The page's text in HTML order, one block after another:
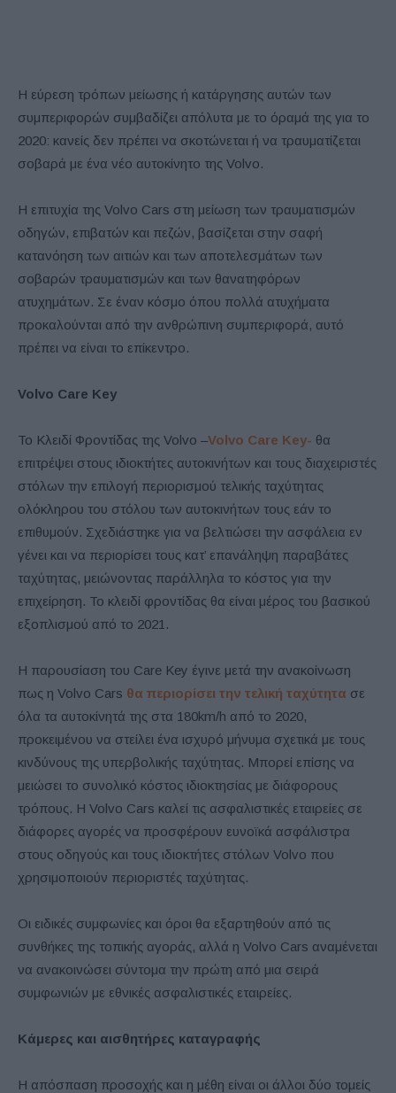
Η εύρεση τρόπων μείωσης ή κατάργησης αυτών των
συμπεριφορών συμβαδίζει απόλυτα με το όραμά της για το
2020: κανείς δεν πρέπει να σκοτώνεται ή να τραυματίζεται
σοβαρά με ένα νέο αυτοκίνητο της Volvo.
Η επιτυχία της Volvo Cars στη μείωση των τραυματισμών
οδηγών, επιβατών και πεζών, βασίζεται στην σαφή
κατανόηση των αιτιών και των αποτελεσμάτων των
σοβαρών τραυματισμών και των θανατηφόρων
ατυχημάτων. Σε έναν κόσμο όπου πολλά ατυχήματα
προκαλούνται από την ανθρώπινη συμπεριφορά, αυτό
πρέπει να είναι το επίκεντρο.
Volvo Care Key
Το Κλειδί Φροντίδας της Volvo –Volvo Care Key- θα
επιτρέψει στους ιδιοκτήτες αυτοκινήτων και τους διαχειριστές
στόλων την επιλογή περιορισμού τελικής ταχύτητας
ολόκληρου του στόλου των αυτοκινήτων τους εάν το
επιθυμούν. Σχεδιάστηκε για να βελτιώσει την ασφάλεια εν
γένει και να περιορίσει τους κατ’ επανάληψη παραβάτες
ταχύτητας, μειώνοντας παράλληλα το κόστος για την
επιχείρηση. Το κλειδί φροντίδας θα είναι μέρος του βασικού
εξοπλισμού από το 2021.
Η παρουσίαση του Care Key έγινε μετά την ανακοίνωση
πως η Volvo Cars θα περιορίσει την τελική ταχύτητα σε
όλα τα αυτοκίνητά της στα 180km/h από το 2020,
προκειμένου να στείλει ένα ισχυρό μήνυμα σχετικά με τους
κινδύνους της υπερβολικής ταχύτητας. Μπορεί επίσης να
μειώσει το συνολικό κόστος ιδιοκτησίας με διάφορους
τρόπους. Η Volvo Cars καλεί τις ασφαλιστικές εταιρείες σε
διάφορες αγορές να προσφέρουν ευνοϊκά ασφάλιστρα
στους οδηγούς και τους ιδιοκτήτες στόλων Volvo που
χρησιμοποιούν περιοριστές ταχύτητας.
Οι ειδικές συμφωνίες και όροι θα εξαρτηθούν από τις
συνθήκες της τοπικής αγοράς, αλλά η Volvo Cars αναμένεται
να ανακοινώσει σύντομα την πρώτη από μια σειρά
συμφωνιών με εθνικές ασφαλιστικές εταιρείες.
Κάμερες και αισθητήρες καταγραφής
Η απόσπαση προσοχής και η μέθη είναι οι άλλοι δύο τομείς